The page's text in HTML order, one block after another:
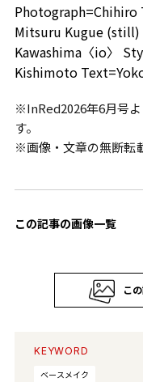
Photograph=Chihiro
Mitsuru Kugue
Kawashima〈io〉
Kishimoto
※InRed2026年6月号
す。
※画像・文章の無断転
この記事の画像一覧
こ
KEYWORD
ベースメイク